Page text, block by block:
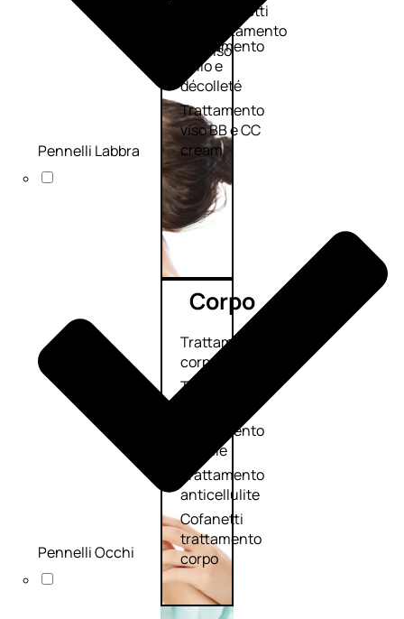
idratante
Trattamento
collo e
décolleté
Trattamento
viso BB e CC
cream
Cofanetti
trattamento
viso
Corpo
Trattamento
corpo
Trattamento
mani e piedi
Trattamento
unghie
Trattamento
anticellulite
Cofanetti
trattamento
corpo
Pennelli Labbra
Pennelli Occhi